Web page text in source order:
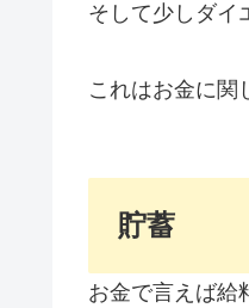
そして少しダイ
これはお金に関
貯蓄
お金で言えば給